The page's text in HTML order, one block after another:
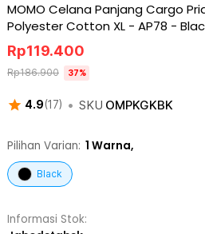
MOMO Celana Panjang Cargo
Polyester Cotton XL - AP78 -
4.9(17) • SKU OMPKGKBK
Rp119.400
Rp186.900 37%
Pilihan Varian: 1 Warna,
Black
Informasi Stok: